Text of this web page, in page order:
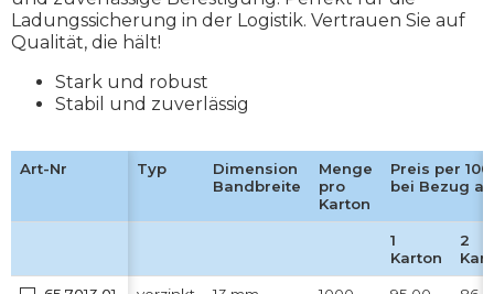
Ladungssicherung in der Logistik. Vertrauen Sie auf
Qualität, die hält!
Stark und robust
Stabil und zuverlässig
Art-Nr Typ
Dimension
Bandbreite
Menge
pro
Karton
Preis per
bei Bezug
1
Karton
2
Art-Nr Typ
Dimension
Bandbreite
Menge
pro
Karton
Preis per
bei Bezug
1
Karton
2